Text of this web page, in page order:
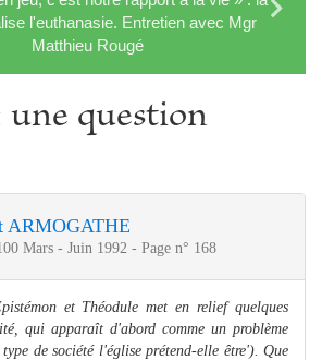
l'euthanasie. Entretien avec Mgr
Matthieu Rougé
question
ARMOGATHE
Mars - Juin 1992 - Page n° 168
et Théodule met en relief quelques
qui apparaît d'abord comme un problème
de société l'église prétend-elle être'). Que